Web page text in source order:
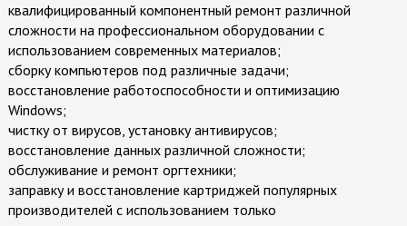
Ремонт планшетов
Ремонт мониторов
Заправка картриджей
Ремонт принтеров
Ремонт моноблоков
Восстановление данных
квалифицированный компонентный ремонт различной
сложности на профессиональном оборудовании с
использованием современных материалов;
сборку компьютеров под различные задачи;
восстановление работоспособности и оптимизацию
Windows;
чистку от вирусов, установку антивирусов;
восстановление данных различной сложности;
обслуживание и ремонт оргтехники;
заправку и восстановление картриджей популярных
производителей с использованием только